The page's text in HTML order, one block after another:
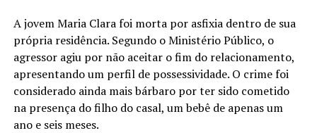
A jovem Maria Clara foi morta por asfixia dentro de sua
própria residência. Segundo o Ministério Público, o
agressor agiu por não aceitar o fim do relacionamento,
apresentando um perfil de possessividade. O crime foi
considerado ainda mais bárbaro por ter sido cometido
na presença do filho do casal, um bebê de apenas um
ano e seis meses.